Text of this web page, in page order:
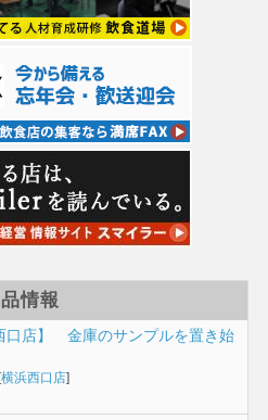
情報
口店】 金庫のサンプルを置き始
横浜西口店]